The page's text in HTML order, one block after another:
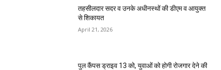
तहसीलदार सदर व उनके अधीनस्थों की डीएम व आयुक्त
से शिकायत
April 21, 2026
पुल कैंपस ड्राइव 13 को, युवाओं को होगी रोजगार देने की